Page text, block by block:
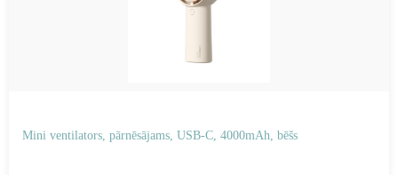
Mini ventilators, pārnēsājams, USB-C, 4000mAh, bēšs